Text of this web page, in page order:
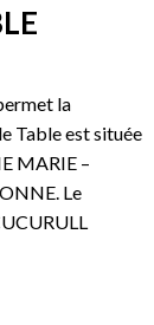
la
Table est située
MARIE –
Le